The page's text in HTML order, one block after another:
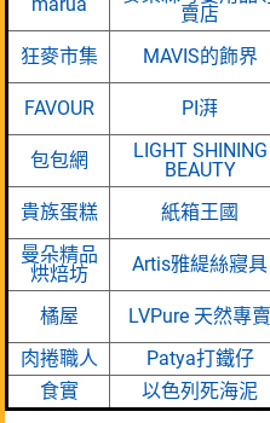
賣店
狂麥市集 MAVIS的飾界
FAVOUR PI湃
包包網
LIGHT SHINING
BEAUTY
貴族蛋糕 紙箱王國
曼朵精品
烘焙坊
Artis雅緹絲寢具
橘屋
LVPure 天然專賣
肉捲職人
Patya打鐵仔
食實
以色列死海泥